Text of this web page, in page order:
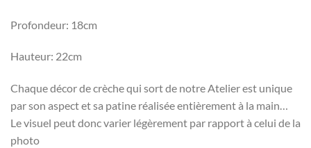
Profondeur: 18cm
Hauteur: 22cm
Chaque décor de crèche qui sort de notre Atelier est unique
par son aspect et sa patine réalisée entièrement à la main…
Le visuel peut donc varier légèrement par rapport à celui de la
photo